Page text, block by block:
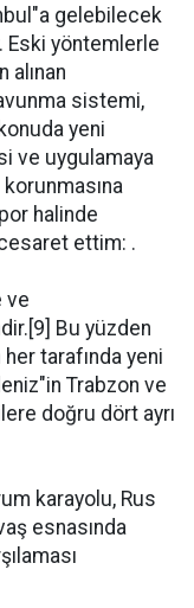
gelebilecek
Eski yöntemlerle
alınan
sistemi,
yeni
ve uygulamaya
korunmasına
halinde
ettim: .
ve
Bu yüzden
tarafında yeni
Trabzon ve
doğru dört ayrı
karayolu, Rus
esnasında